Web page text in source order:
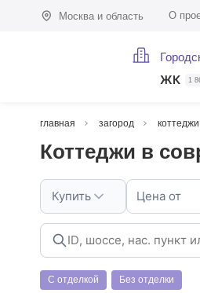
Москва и область О
ЖК 1
главная загород коттеджи
Коттеджи в
Купить Цена от
С отделкой Без отделки